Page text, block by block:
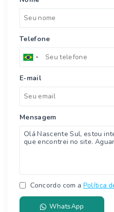
Telefone
E-mail
Mensagem
Concordo com a Política
WhatsApp